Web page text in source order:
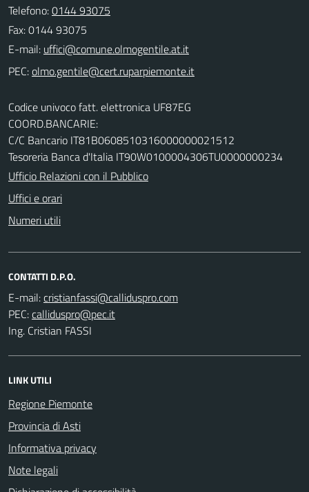
Telefono:0144 93075
Fax: 0144 93075
E-mail:
PEC:
Codice univoco fatt. elettronica UF87EG
COORD.BANCARIE:
C/C Bancario IT81B0608510316000000021512
Tesoreria Banca d'Italia IT90W0100004306TU0000000234
Ufficio Relazioni con il Pubblico
Uffici e orari
Numeri utili
CONTATTI D.P.O.
E-mail:
PEC:
Ing. Cristian FASSI
LINK UTILI
Regione Piemonte
Provincia di Asti
Informativa privacy
Note legali